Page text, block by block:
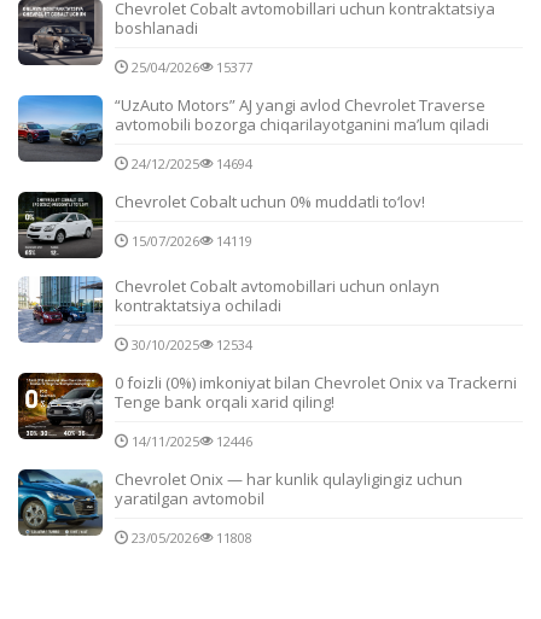
Chevrolet Cobalt avtomobillari uchun kontraktatsiya
boshlanadi
25/04/2026 15377
“UzAuto Motors” AJ yangi avlod Chevrolet Traverse
avtomobili bozorga chiqarilayotganini ma’lum qiladi
24/12/2025 14694
Chevrolet Cobalt uchun 0% muddatli to‘lov!
15/07/2026 14119
Chevrolet Cobalt avtomobillari uchun onlayn
kontraktatsiya ochiladi
30/10/2025 12534
0 foizli (0%) imkoniyat bilan Chevrolet Onix va Trackerni
Tenge bank orqali xarid qiling!
14/11/2025 12446
Chevrolet Onix — har kunlik qulayligingiz uchun
yaratilgan avtomobil
23/05/2026 11808